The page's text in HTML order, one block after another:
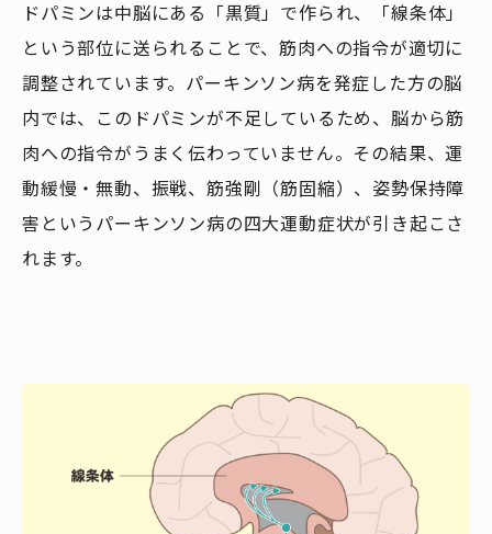
ドパミンは中脳にある「黒質」で作られ、「線条体」
という部位に送られることで、筋肉への指令が適切に
調整されています。パーキンソン病を発症した方の脳
内では、このドパミンが不足しているため、脳から筋
肉への指令がうまく伝わっていません。その結果、運
動緩慢・無動、振戦、筋強剛（筋固縮）、姿勢保持障
害というパーキンソン病の四大運動症状が引き起こさ
れます。